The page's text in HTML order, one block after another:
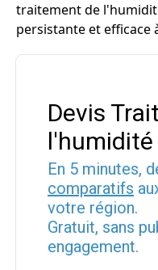
traitement de
persistante et efficace
Devis
l'humidité
En 5 minutes,
comparatifs
votre région.
Gratuit, sans
engagement.